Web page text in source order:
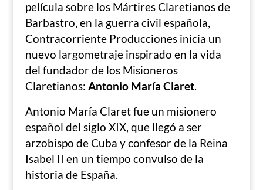
película sobre los Mártires Claretianos de
Barbastro, en la guerra civil española,
Contracorriente Producciones inicia un
nuevo largometraje inspirado en la vida
del fundador de los Misioneros
Claretianos: Antonio María Claret.
Antonio María Claret fue un misionero
español del siglo XIX, que llegó a ser
arzobispo de Cuba y confesor de la Reina
Isabel II en un tiempo convulso de la
historia de España.